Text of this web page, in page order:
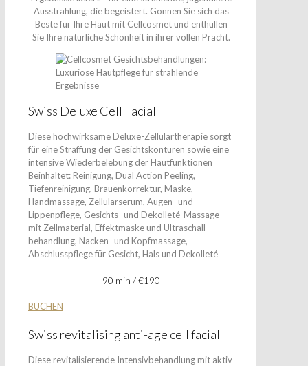
Ausstrahlung, die begeistert. Gönnen Sie sich das
Beste für Ihre Haut mit Cellcosmet und enthüllen
Sie Ihre natürliche Schönheit in ihrer vollen Pracht.
Swiss Deluxe Cell Facial
Diese hochwirksame Deluxe-Zellulartherapie sorgt
für eine Straffung der Gesichtskonturen sowie eine
intensive Wiederbelebung der Hautfunktionen
Beinhaltet: Reinigung, Dual Action Peeling,
Tiefenreinigung, Brauenkorrektur, Maske,
Handmassage, Zellularserum, Augen- und
Lippenpflege, Gesichts- und Dekolleté-Massage
mit Zellmaterial, Effektmaske und Ultraschall –
behandlung, Nacken- und Kopfmassage,
Abschlusspflege für Gesicht, Hals und Dekolleté
90 min / €190
BUCHEN
Swiss revitalising anti-age cell facial
Diese revitalisierende Intensivbehandlung mit aktiv